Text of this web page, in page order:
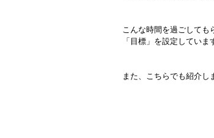
こんな時間を過ごしても
「目標」を設定していま
また、こちらでも紹介し